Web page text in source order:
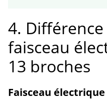
4.
faisceau
13 broches
Faisceau